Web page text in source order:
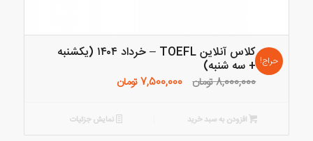
کلاس آنلاین TOEFL – خرداد ۱۴۰۴ (یکشنبه
+ سه شنبه)
8,000,000تومان قیمت
بود.
7,500,000تومانقیمت
7,500,000 تومان.
حراج!
افزودن به سبد خرید نمایش جزئیات